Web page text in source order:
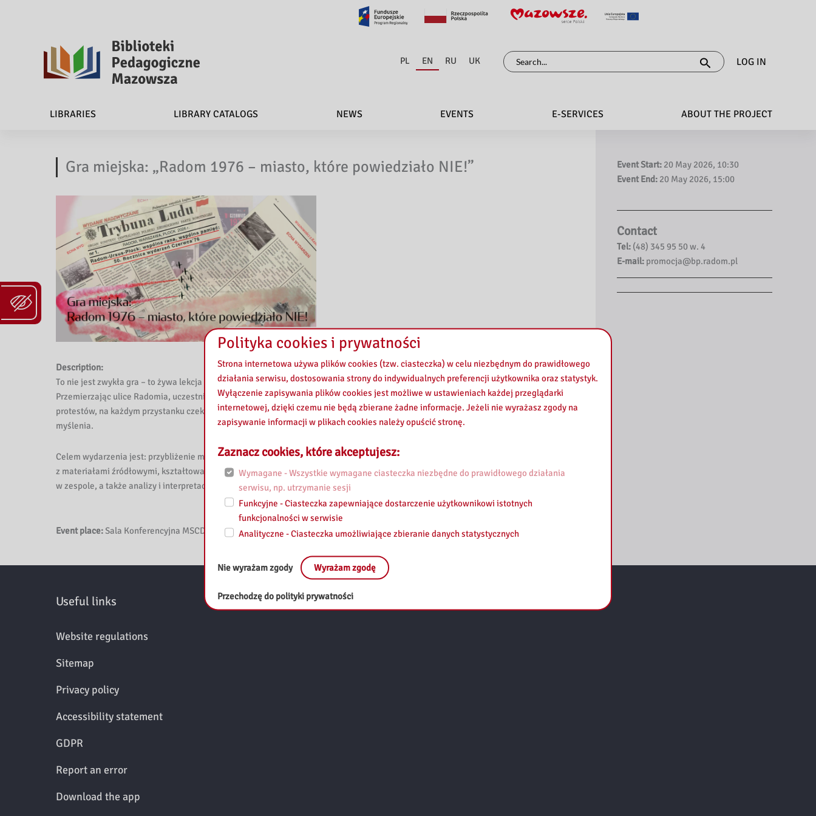
b
i
o
t
e
k
i
P
e
d
a
g
o
z
e
PL EN RU UK
Search
for:
LOG IN
LIBRARIES LIBRARY CATALOGS NEWS EVENTS E-SERVICES ABOUT THE PROJECT
Gra miejska: „Radom 1976 – miasto, które powiedziało NIE!”
Description:
To nie jest zwykła gra – to żywa lekcja historii, która przeniesie uczestników w sam środek dramatycznych wydarzeń sprzed lat.
Przemierzając ulice Radomia, uczestnicy gry odwiedzą kluczowe punkty na mapie Radomia, które w 1976 roku stały się areną
protestów, na każdym przystanku czekają na uczestników wyzwania wymagające spostrzegawczości, współpracy i logicznego
myślenia.
Celem wydarzenia jest: przybliżenie młodzieży historii Radomskiego Czerwca 1976, rozwijanie myślenia historycznego poprzez pracę
z materiałami źródłowymi, kształtowanie postaw obywatelskich oraz świadomości historycznej, rozwijanie umiejętności współpracy
w zespole, a także analizy i interpretacji materiałów.
Event place:Sala Konferencyjna MSCDN w Radomiu
Event Start: 20 May 2026, 10:30
Event End: 20 May 2026, 15:00
Contact
Tel: (48) 345 95 50 w. 4
E-mail: promocja@bp.radom.pl
Useful links
Website regulations
Sitemap
Privacy policy
Accessibility statement
GDPR
Report an error
Download the app
Polityka cookies i prywatności
Strona internetowa używa plików cookies (tzw. ciasteczka) w celu niezbędnym do prawidłowego
działania serwisu, dostosowania strony do indywidualnych preferencji użytkownika oraz statystyk.
Wyłączenie zapisywania plików cookies jest możliwe w ustawieniach każdej przeglądarki
internetowej, dzięki czemu nie będą zbierane żadne informacje. Jeżeli nie wyrażasz zgody na
zapisywanie informacji w plikach cookies należy opuścić stronę.
Zaznacz cookies, które akceptujesz:
Wymagane - Wszystkie wymagane ciasteczka niezbędne do prawidłowego działania
serwisu, np. utrzymanie sesji
Funkcyjne - Ciasteczka zapewniające dostarczenie użytkownikowi istotnych
funkcjonalności w serwisie
Analityczne - Ciasteczka umożliwiające zbieranie danych statystycznych
Nie wyrażam zgody Wyrażam zgodę
Przechodzę do polityki prywatności